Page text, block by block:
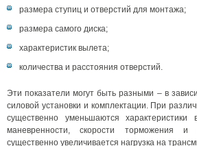
размера ступиц и отверстий для монтажа;
размера самого диска;
характеристик вылета;
количества и расстояния отверстий.
Эти показатели могут быть разными – в
силовой установки и комплектации. При
существенно уменьшаются характеристики
маневренности, скорости торможения
существенно увеличивается нагрузка на